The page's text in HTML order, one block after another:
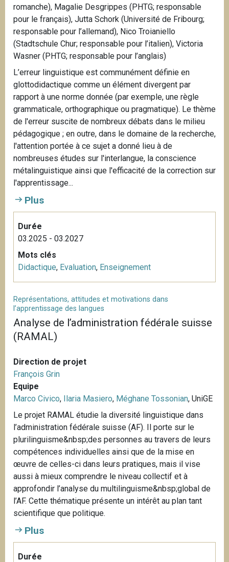
romanche), Magalie Desgrippes (PHTG; responsable
pour le français), Jutta Schork (Université de Fribourg;
responsable pour l’allemand), Nico Troianiello
(Stadtschule Chur; responsable pour l’italien), Victoria
Wasner (PHTG; responsable pour l’anglais)
L’erreur linguistique est communément définie en
glottodidactique comme un élément divergent par
rapport à une norme donnée (par exemple, une règle
grammaticale, orthographique ou pragmatique). Le thème
de l'erreur suscite de nombreux débats dans le milieu
pédagogique ; en outre, dans le domaine de la recherche,
l'attention portée à ce sujet a donné lieu à de
nombreuses études sur l'interlangue, la conscience
métalinguistique ainsi que l'efficacité de la correction sur
l'apprentissage...
Plus
Durée
03.2025 - 03.2027
Mots clés
Didactique, Evaluation, Enseignement
Représentations, attitudes et motivations dans
l’apprentissage des langues
Analyse de l’administration fédérale suisse
(RAMAL)
Direction de projet
François Grin
Equipe
Marco Civico, Ilaria Masiero, Méghane Tossonian, UniGE
Le projet RAMAL étudie la diversité linguistique dans
l’administration fédérale suisse (AF). Il porte sur le
plurilinguisme&nbsp;des personnes au travers de leurs
compétences individuelles ainsi que de la mise en
œuvre de celles-ci dans leurs pratiques, mais il vise
aussi à mieux comprendre le niveau collectif et à
approfondir l’analyse du multilinguisme&nbsp;global de
l’AF. Cette thématique présente un intérêt au plan tant
scientifique que politique.
Plus
Durée